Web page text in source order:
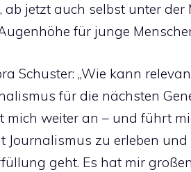
ab jetzt auch selbst unter der
für junge
Schuster: „Wie kann
für die nächsten
mich weiter an – und führt
Journalismus zu erleben
geht. Es hat mir